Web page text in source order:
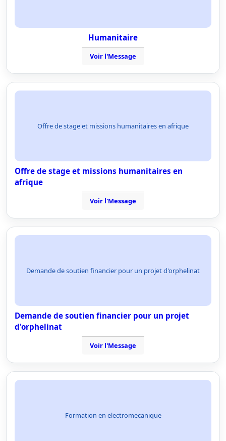
Humanitaire
Voir l'Message
Offre de stage et missions humanitaires en afrique
Offre de stage et missions humanitaires en
afrique
Voir l'Message
Demande de soutien financier pour un projet d'orphelinat
Demande de soutien financier pour un projet
d'orphelinat
Voir l'Message
Formation en electromecanique